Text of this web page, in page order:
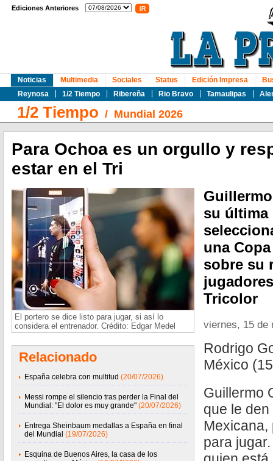
Ediciones Anteriores
Noticias
Reynosa
1/2 Tiempo Ribereña Rio Bravo Tamaulipas
Multimedia Sociales Status Edición Impresa
1/2 Tiempo / Mundial 2026
Para Ochoa es un orgullo y
estar en el Tri
El portero se dice listo para jugar, si así lo
considera el entrenador. Crédito: Edgar Medel
Relacionado
España celebra con multitud (20/07/2026)
Messi rompe el silencio tras perder la Final del
Mundial: "El dolor es muy grande" (20/07/2026)
Entrega Sheinbaum medallas a España en final
del Mundial (19/07/2026)
Esquina de Buenos Aires, la casa de los
su última
una
sobre su
Tricolor
viernes, 15 de
Rodrigo
México
Guillermo
que le
Mexicana,
para